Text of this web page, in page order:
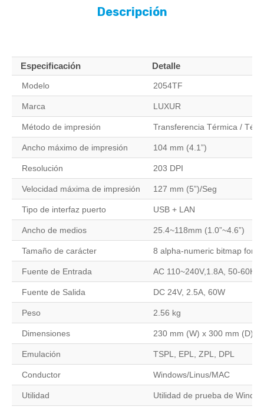
Descripción
Especificación Detalle
Modelo 2054TF
Marca LUXUR
Método de impresión Transferencia Térmica /
Ancho máximo de impresión 104 mm (4.1”)
Resolución 203 DPI
Velocidad máxima de impresión 127 mm (5”)/Seg
Tipo de interfaz puerto USB + LAN
Ancho de medios 25.4~118mm (1.0”~4.6”)
Tamaño de carácter 8 alpha-numeric bitmap
Fuente de Entrada AC 110~240V,1.8A, 50-60Hz
Fuente de Salida DC 24V, 2.5A, 60W
Peso 2.56 kg
Dimensiones 230 mm (W) x 300 mm (D) x
Emulación TSPL, EPL, ZPL, DPL
Conductor Windows/Linus/MAC
Utilidad Utilidad de prueba de